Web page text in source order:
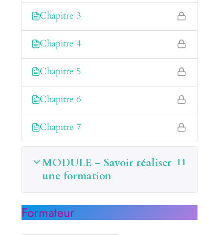
Chapitre 3
Chapitre 4
Chapitre 5
Chapitre 6
Chapitre 7
MODULE – Savoir réaliser
une formation
11
Formateur